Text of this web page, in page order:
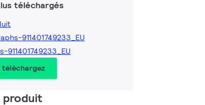
téléchargés
911401749233_EU
téléchargez
produit